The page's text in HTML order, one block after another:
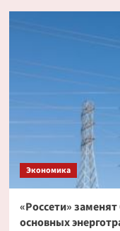
Эксперт
другими
видами
валюты
Экономика
«Россети»
основных